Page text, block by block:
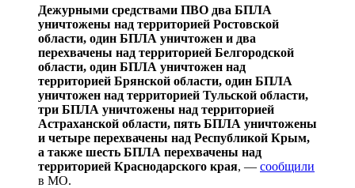
Дежурными средствами ПВО два БПЛА
уничтожены над территорией Ростовской
области, один БПЛА уничтожен и два
перехвачены над территорией Белгородской
области, один БПЛА уничтожен над
территорией Брянской области, один БПЛА
уничтожен над территорией Тульской области,
три БПЛА уничтожены над территорией
Астраханской области, пять БПЛА уничтожены
и четыре перехвачены над Республикой Крым,
а также шесть БПЛА перехвачены над
территорией Краснодарского края, — сообщили
в МО.